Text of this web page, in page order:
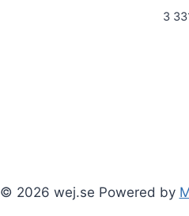
3
© 2026 wej.se Powered by